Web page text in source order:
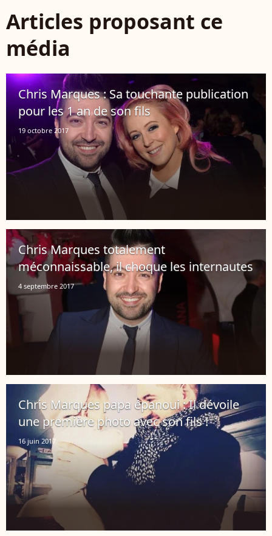
Articles proposant ce
média
Chris Marques : Sa touchante publication
pour les 1 an de son fils
19 octobre 2017
Chris Marques totalement
méconnaissable, il choque les internautes
4 septembre 2017
Chris Marques papa épanoui : Il dévoile
une première photo avec son fils !
16 juin 2017